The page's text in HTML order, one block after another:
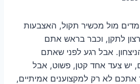
מול מכשיר תקול, האצבעות
לתקן, וכבר בראש אתם
אבל רגע לפני שאתם
יש צעד אחד קטן, פשוט, אבל
אתכם לא רק למקצוענים אמיתיים,